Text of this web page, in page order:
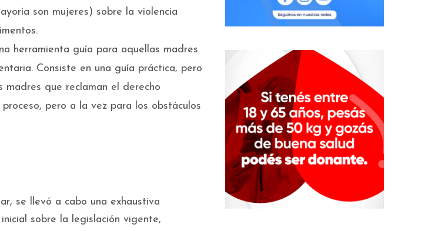
son mujeres) sobre la violencia
herramienta guía para aquellas madres
Consiste en una guía práctica, pero
que reclaman el derecho
pero a la vez para los obstáculos
se llevó a cabo una exhaustiva
sobre la legislación vigente,